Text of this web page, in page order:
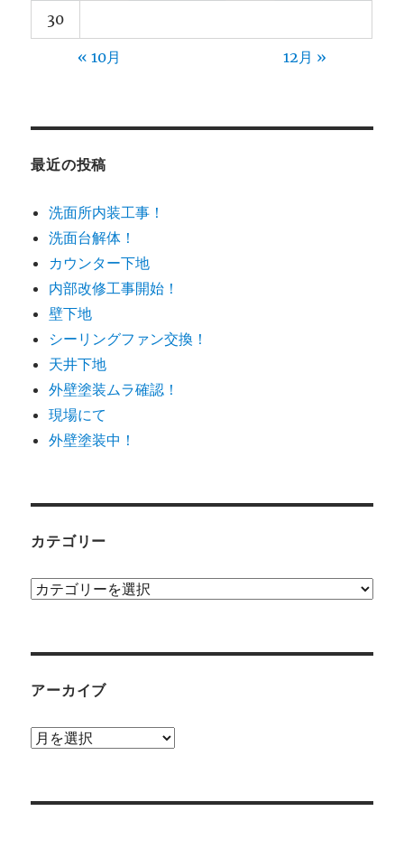
30
« 10月 12月 »
最近の投稿
洗面所内装工事！
洗面台解体！
カウンター下地
内部改修工事開始！
壁下地
シーリングファン交換！
天井下地
外壁塗装ムラ確認！
現場にて
外壁塗装中！
カテゴリー
カ
ー
アーカイブ
ア